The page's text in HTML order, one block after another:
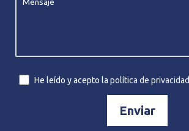
He leído y acepto lapolítica de privacidad